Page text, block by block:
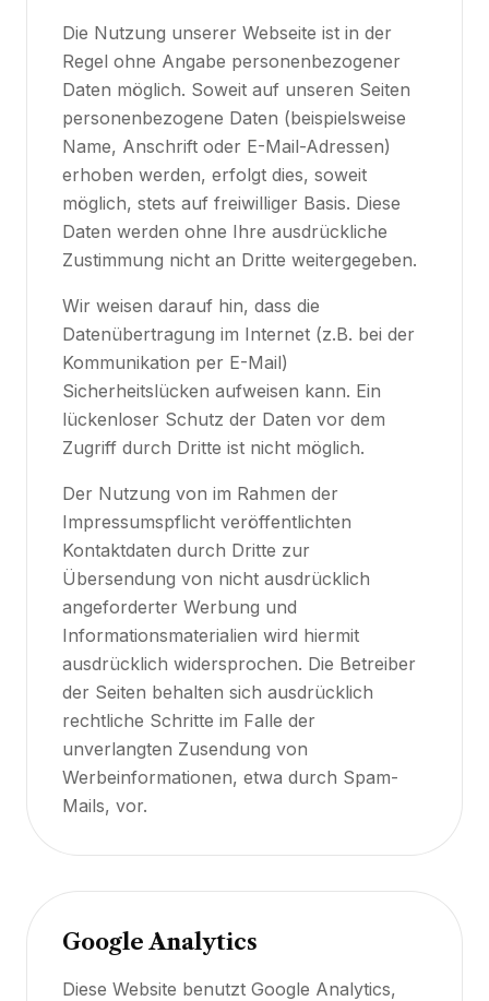
Die Nutzung unserer Webseite ist in der
Regel ohne Angabe personenbezogener
Daten möglich. Soweit auf unseren Seiten
personenbezogene Daten (beispielsweise
Name, Anschrift oder E-Mail-Adressen)
erhoben werden, erfolgt dies, soweit
möglich, stets auf freiwilliger Basis. Diese
Daten werden ohne Ihre ausdrückliche
Zustimmung nicht an Dritte weitergegeben.
Wir weisen darauf hin, dass die
Datenübertragung im Internet (z.B. bei der
Kommunikation per E-Mail)
Sicherheitslücken aufweisen kann. Ein
lückenloser Schutz der Daten vor dem
Zugriff durch Dritte ist nicht möglich.
Der Nutzung von im Rahmen der
Impressumspflicht veröffentlichten
Kontaktdaten durch Dritte zur
Übersendung von nicht ausdrücklich
angeforderter Werbung und
Informationsmaterialien wird hiermit
ausdrücklich widersprochen. Die Betreiber
der Seiten behalten sich ausdrücklich
rechtliche Schritte im Falle der
unverlangten Zusendung von
Werbeinformationen, etwa durch Spam-
Mails, vor.
Google Analytics
Diese Website benutzt Google Analytics,